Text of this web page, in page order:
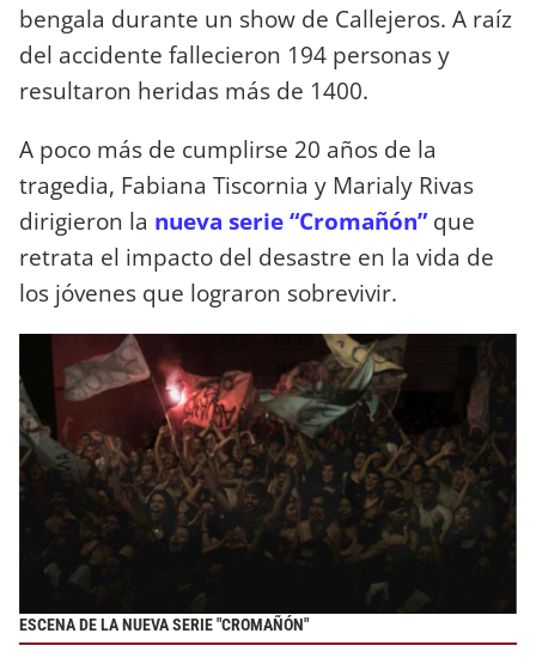
bengala durante un show de Callejeros. A raíz
del accidente fallecieron 194 personas y
resultaron heridas más de 1400.
A poco más de cumplirse 20 años de la
tragedia, Fabiana Tiscornia y Marialy Rivas
dirigieron la nueva serie “Cromañón”que
retrata el impacto del desastre en la vida de
los jóvenes que lograron sobrevivir.
ESCENA DE LA NUEVA SERIE "CROMAÑÓN"